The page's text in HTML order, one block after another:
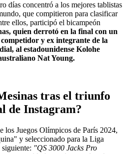
días concentró a los mejores tablistas
que compitieron para clasificar
ellos, participó el bicampeón
quien derrotó en la final con un
y ex integrante de la
al estadounidense Kolohe
Nat Young.
tras el triunfo
de Instagram?
los Juegos Olímpicos de París 2024,
y seleccionado para la Liga
"QS 3000 Jacks Pro